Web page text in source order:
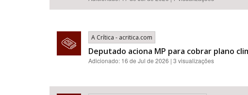
A Crítica - acritica.com
Deputado aciona MP para cobrar plano
Adicionado: 16 de Jul de 2026 | 3 visualizações